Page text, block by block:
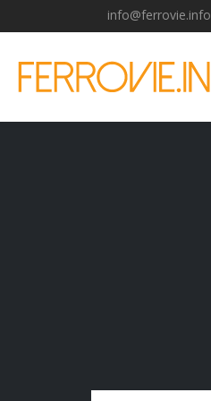
info@ferrovie.info